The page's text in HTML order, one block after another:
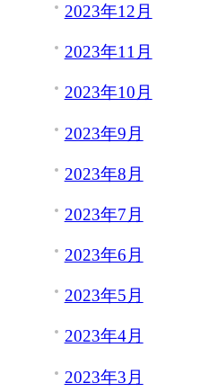
2023年12月
2023年11月
2023年10月
2023年9月
2023年8月
2023年7月
2023年6月
2023年5月
2023年4月
2023年3月